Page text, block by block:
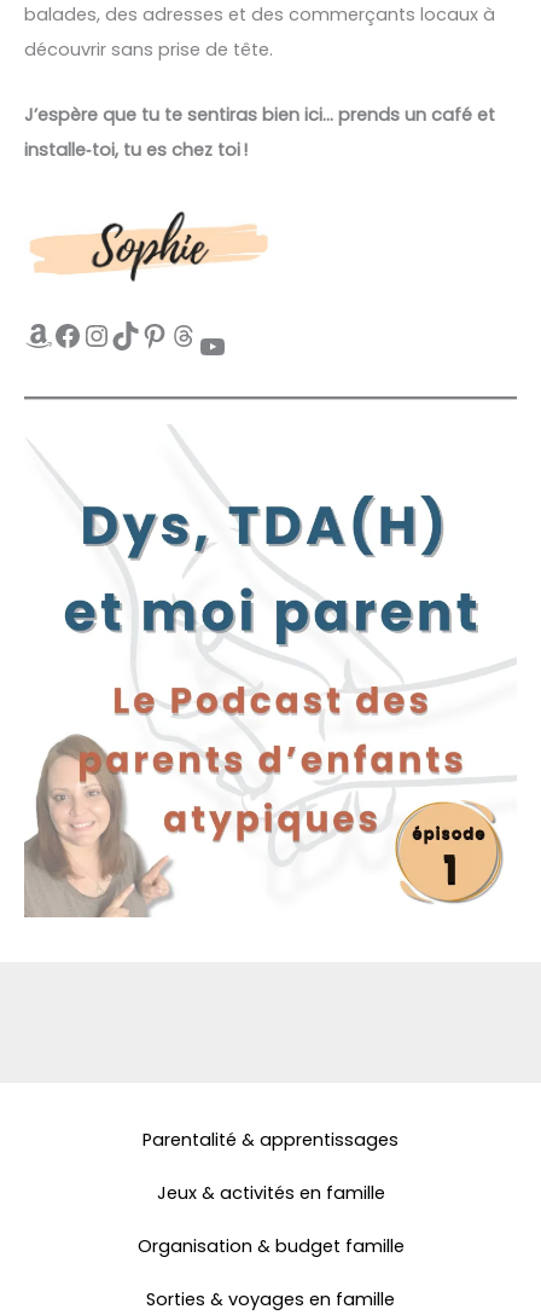
balades, des adresses et des commerçants locaux à
découvrir sans prise de tête.
J’espère que tu te sentiras bien ici… prends un café et
installe‑toi, tu es chez toi !
Amazon Facebook InstagramTikTok Pinterest Threads YouTube
Parentalité & apprentissages
Jeux & activités en famille
Organisation & budget famille
Sorties & voyages en famille